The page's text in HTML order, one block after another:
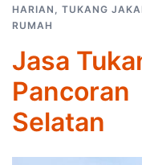
HARIAN , TUKANG
RUMAH
Jasa
Pancoran
Selatan